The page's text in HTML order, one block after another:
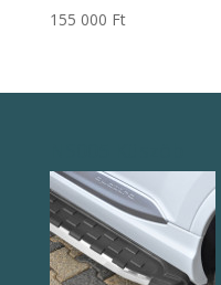
155 000 Ft